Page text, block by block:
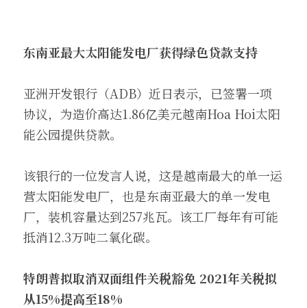
东南亚最大太阳能发电厂获得绿色贷款支持
亚洲开发银行（ADB）近日表示，已签署一项
协议，为造价高达1.86亿美元越南Hoa Hoi太阳
能公园提供贷款。
该银行的一位发言人说，这是越南最大的单一运
营太阳能发电厂，也是东南亚最大的单一发电
厂，装机容量达到257兆瓦。该工厂每年有可能
抵消12.3万吨二氧化碳。
特朗普拟取消双面组件关税豁免 2021年关税拟
从15%提高至18%